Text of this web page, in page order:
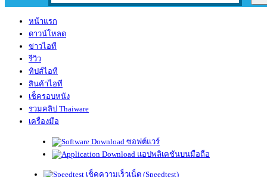
หน้าแรก
ดาวน์โหลด
ข่าวไอที
รีวิว
ทิปส์ไอที
สินค้าไอที
เช็ครอบหนัง
รวมคลิป Thaiware
เครื่องมือ
ซอฟต์แวร์
แอปพลิเคชันบนมือถือ
เช็คความเร็วเน็ต (Speedtest)